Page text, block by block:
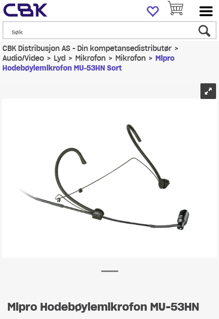
CBK Distribusjon AS - Din kompetansedistributør>
Audio/Video>Lyd >Mikrofon>Mikrofon>Mipro
Hodebøylemikrofon MU-53HN Sort
Mipro Hodebøylemikrofon MU-53HN